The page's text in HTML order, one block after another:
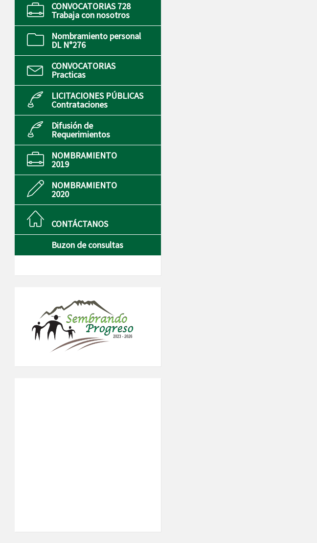
CONVOCATORIAS 728
Trabaja con nosotros
Nombramiento personal
DL N°276
CONVOCATORIAS
Practicas
LICITACIONES PÚBLICAS
Contrataciones
Difusión de
Requerimientos
NOMBRAMIENTO
2019
NOMBRAMIENTO
2020
CONTÁCTANOS
Buzon de consultas